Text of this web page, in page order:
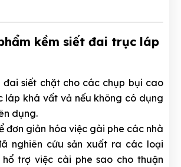
kềm siết đai trục láp
đai siết chặt cho các chụp bụi cao
láp khá vất vả nếu không có dụng
dụng.
đơn giản hóa việc gài phe các nhà
nghiên cứu sản xuất ra các loại
hổ trợ việc cài phe sao cho thuận